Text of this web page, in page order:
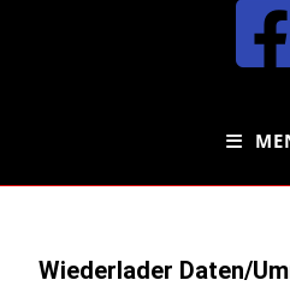
Wiederlader Daten/